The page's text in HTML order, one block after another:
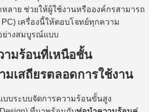
ลาย ช่วยให้ผู้ใช้งานหรือองค์กรสามารถ
เครื่องนี้ให้ตอบโจทย์ทุกความ
ย่างสมบูรณ์แบบ
ามร้อนที่เหนือชั้น
มเสถียรตลอดการใช้งาน
บบระบบจัดการความร้อนขั้นสูง